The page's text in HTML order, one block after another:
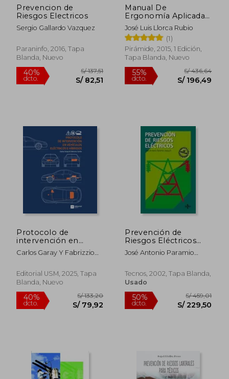
Prevencion de
Riesgos Electricos
Sergio Gallardo Vazquez
Paraninfo, 2016, Tapa
Blanda, Nuevo
Manual De
Ergonomía Aplicada
A La Prevención De
Riesgos Laborales
(Psicología)
José Luis Llorca Rubio
(1)
Pirámide, 2015, 1 Edición,
Tapa Blanda, Nuevo
Protocolo de
intervención en
vehículos eléctricos e
híbridos
Carlos Garay Y Fabrizzio
Editorial USM, 2025, Tapa
Blanda, Nuevo
Prevención de
Riesgos Eléctricos
(Derecho -
Prevención de
José Antonio Paramio
Tecnos, 2002, Tapa Blanda,
Usado